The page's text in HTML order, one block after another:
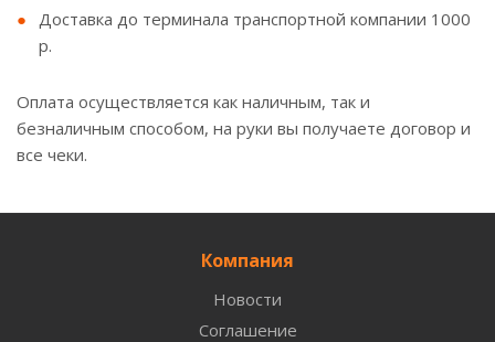
Доставка до терминала транспортной компании 1000
р.
Оплата осуществляется как наличным, так и
безналичным способом, на руки вы получаете договор и
все чеки.
Компания
Новости
Соглашение